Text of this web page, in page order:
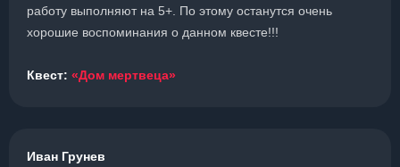
работу выполняют на 5+. По этому останутся очень
хорошие воспоминания о данном квесте!!!
Квест: «Дом мертвеца»
Иван Грунев